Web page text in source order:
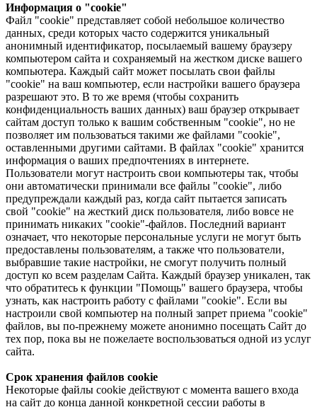
Информация о "cookie"
Файл "cookie" представляет собой небольшое количество
данных, среди которых часто содержится уникальный
анонимный идентификатор, посылаемый вашему браузеру
компьютером сайта и сохраняемый на жестком диске вашего
компьютера. Каждый сайт может посылать свои файлы
"cookie" на ваш компьютер, если настройки вашего браузера
разрешают это. В то же время (чтобы сохранить
конфиденциальность ваших данных) ваш браузер открывает
сайтам доступ только к вашим собственным "cookie", но не
позволяет им пользоваться такими же файлами "cookie",
оставленными другими сайтами. В файлах "cookie" хранится
информация о ваших предпочтениях в интернете.
Пользователи могут настроить свои компьютеры так, чтобы
они автоматически принимали все файлы "cookie", либо
предупреждали каждый раз, когда сайт пытается записать
свой "cookie" на жесткий диск пользователя, либо вовсе не
принимать никаких "cookie"-файлов. Последний вариант
означает, что некоторые персональные услуги не могут быть
предоставлены пользователям, а также что пользователи,
выбравшие такие настройки, не смогут получить полный
доступ ко всем разделам Сайта. Каждый браузер уникален, так
что обратитесь к функции "Помощь" вашего браузера, чтобы
узнать, как настроить работу с файлами "cookie". Если вы
настроили свой компьютер на полный запрет приема "cookie"
файлов, вы по-прежнему можете анонимно посещать Сайт до
тех пор, пока вы не пожелаете воспользоваться одной из услуг
сайта.
Срок хранения файлов cookie
Некоторые файлы cookie действуют с момента вашего входа
на сайт до конца данной конкретной сессии работы в